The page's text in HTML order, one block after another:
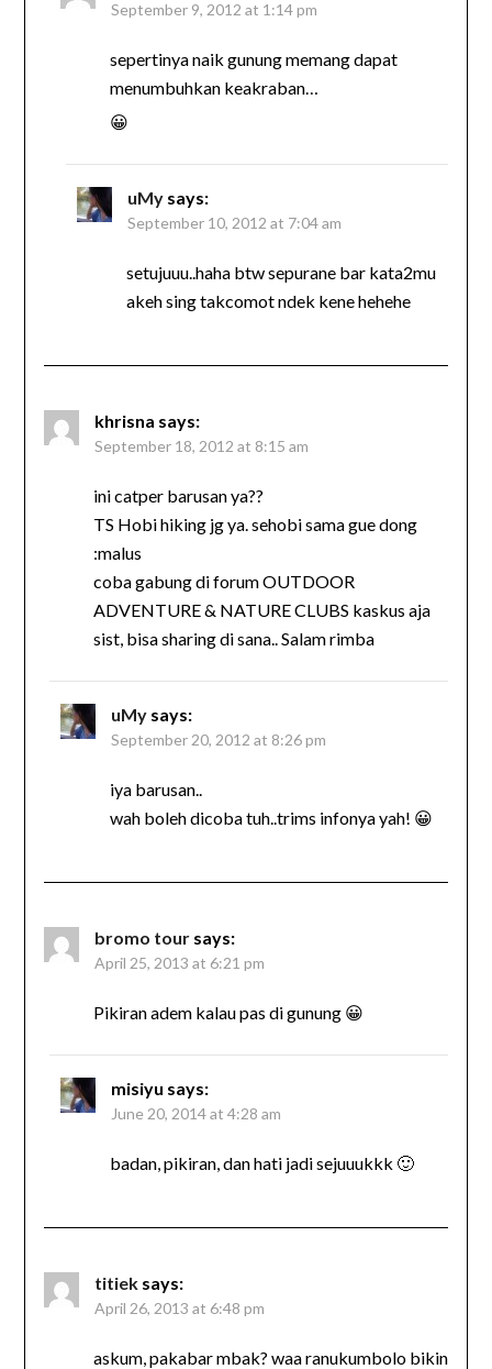
September 9, 2012 at 1:14 pm
sepertinya naik gunung memang dapat
menumbuhkan keakraban…
😀
uMy says:
September 10, 2012 at 7:04 am
setujuuu..haha btw sepurane bar kata2mu
akeh sing takcomot ndek kene hehehe
khrisna says:
September 18, 2012 at 8:15 am
ini catper barusan ya??
TS Hobi hiking jg ya. sehobi sama gue dong
:malus
coba gabung di forum OUTDOOR
ADVENTURE & NATURE CLUBS kaskus aja
sist, bisa sharing di sana.. Salam rimba
uMy says:
September 20, 2012 at 8:26 pm
iya barusan..
wah boleh dicoba tuh..trims infonya yah! 😀
bromo tour says:
April 25, 2013 at 6:21 pm
Pikiran adem kalau pas di gunung 😀
misiyu says:
June 20, 2014 at 4:28 am
badan, pikiran, dan hati jadi sejuuukkk 🙂
titiek says:
April 26, 2013 at 6:48 pm
askum, pakabar mbak? waa ranukumbolo bikin